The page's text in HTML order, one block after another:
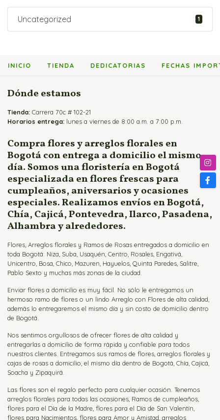
Uncategorized
1
INICIO TIENDA DEDICATORIAS FECHAS
Dónde estamos
Tienda: Carrera 70c # 102-21
Horarios entrega: lunes a viernes de 8:00 a.m. a 7:00 p.m.
Compra flores y arreglos florales en
Bogotá con entrega a domicilio el mismo
día. Somos una floristería en Bogotá
especializada en flores frescas para
cumpleaños, aniversarios y ocasiones
especiales. Realizamos envíos en Bogotá,
Chía, Cajicá, Pontevedra, Ilarco, Pasadena,
Alhambra y alrededores.
Flores, Arreglos florales y Ramos de Rosas entregados a domicilio en
toda Bogotá: Niza, Suba, Usaquén, Centro, Rosales, Engativá,
Unicentro, Bosa, Chico, Mazuren, Hayuelos, Quinta Paredes, Salitre,
Pablo Sexto y muchas más zonas de la ciudad.
Enviar flores a domicilio es muy fácil. No sólo le entregamos un
hermoso ramo de flores o un lindo Arreglo con Flores de alta calidad,
además lo entregaremos el mismo día y sin costo de domicilio dentro
de Bogotá.
Nos sentimos orgullosos de ofrecer flores de alta calidad y
entregarlas a domicilio de forma rápida y confiable para todos
nuestros clientes. Entregamos sus ramos de flores, arreglos florales y
cajas de rosas a domicilio, el mismo día dentro de Bogotá, Chía, Cajicá,
Soacha y Zipaquirá.
Las flores son el regalo perfecto para cualquier ocasión. Tenemos
arreglos florales para todas las ocasiones, Ramos de cumpleaños,
flores para el Día de la Madre, flores para el Día de San Valentín,
flores para Nacimientos, flores para Amor y Amistad, arreglos